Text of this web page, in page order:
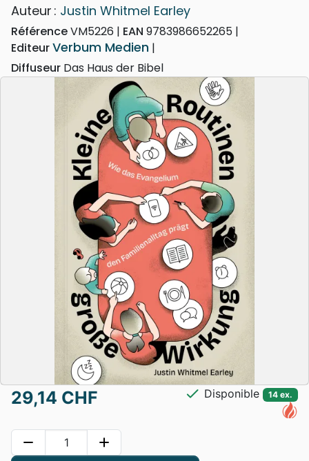
Auteur : Justin Whitmel Earley
RéférenceVM5226 EAN 9783986652265
EditeurVerbum Medien
Diffuseur Das Haus der Bibel
29,14 CHF check Disponible 14 ex.
remove add